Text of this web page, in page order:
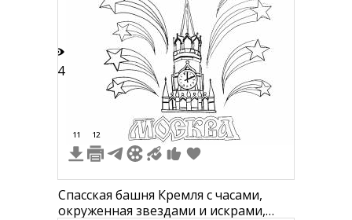
44
11 12
Спасская башня Кремля с часами,
окруженная звездами и искрами,